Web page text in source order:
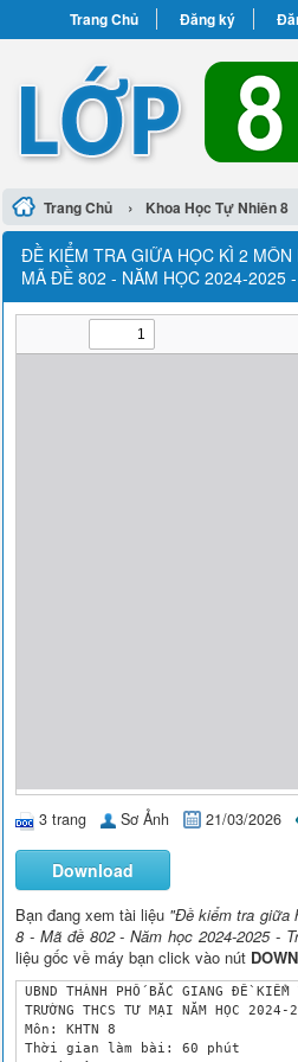
Trang Chủ Đăng ký
Trang Chủ › Khoa Học Tự Nhiên 8
ĐỀ KIỂM TRA GIỮA HỌC KÌ 2
MÃ ĐỀ 802 - NĂM HỌC 2024-2025
3 trang Sơ Ảnh 21/03/2026
Download
Bạn đang xem tài liệu "Đề kiểm tra giữa
8 - Mã đề 802 - Năm học 2024-2025 -
liệu gốc về máy bạn click vào nút
UBND THÀNH PHỐ BẮC GIANG ĐỀ
TRƯỜNG THCS TƯ MẠI NĂM HỌC 2024-
Môn: KHTN 8
Thời gian làm bài: 60 phút